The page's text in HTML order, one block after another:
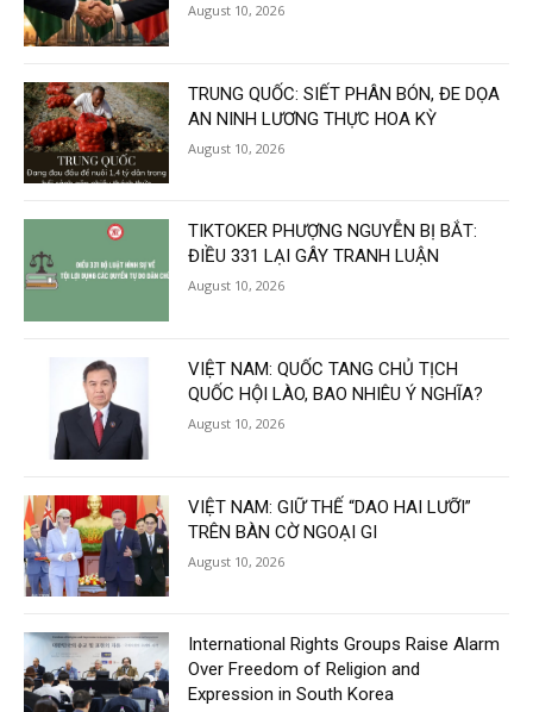
August 10, 2026
TRUNG QUỐC: SIẾT PHÂN BÓN, ĐE DỌA
AN NINH LƯƠNG THỰC HOA KỲ
August 10, 2026
TIKTOKER PHƯỢNG NGUYỄN BỊ BẮT:
ĐIỀU 331 LẠI GÂY TRANH LUẬN
August 10, 2026
VIỆT NAM: QUỐC TANG CHỦ TỊCH
QUỐC HỘI LÀO, BAO NHIÊU Ý NGHĨA?
August 10, 2026
VIỆT NAM: GIỮ THẾ “DAO HAI LƯỠI”
TRÊN BÀN CỜ NGOẠI GI
August 10, 2026
International Rights Groups Raise Alarm
Over Freedom of Religion and
Expression in South Korea